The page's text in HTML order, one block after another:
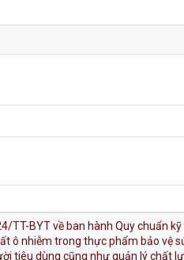
TT-BYT về ban hành Quy chuẩn kỹ
ô nhiễm trong thực phẩm bảo vệ
tiêu dùng cũng như quản lý chất